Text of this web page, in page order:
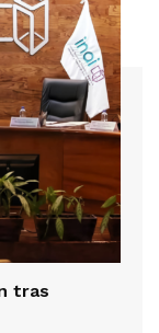
tras